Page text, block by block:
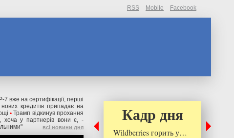
RSS Mobile Facebook
7 вже на сертифікації, перші
кредитів припадає на
• Трамп відкинув прохання
хоча у партнерів вони є, -
всі новини дня
Кадр дня
Wildberries горить у…